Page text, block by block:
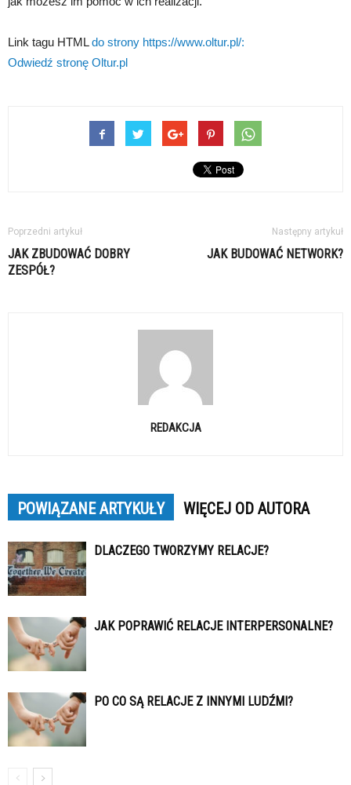
Link tagu HTMLdo strony https://www.oltur.pl/:
Odwiedź stronę Oltur.pl
Poprzedni artykuł
JAK ZBUDOWAĆ DOBRY
ZESPÓŁ?
Następny artykuł
JAK BUDOWAĆ NETWORK?
REDAKCJA
POWIĄZANE ARTYKUŁY WIĘCEJ OD AUTORA
DLACZEGO TWORZYMY RELACJE?
JAK POPRAWIĆ RELACJE INTERPERSONALNE?
PO CO SĄ RELACJE Z INNYMI LUDŹMI?